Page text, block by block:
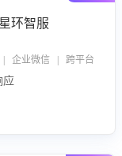
环智服
业微信 | 跨平台
应